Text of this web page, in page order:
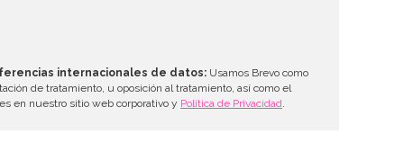
internacionales de datos: Usamos Brevo como
de tratamiento, u oposición al tratamiento, así como el
en nuestro sitio web corporativo y Política de Privacidad